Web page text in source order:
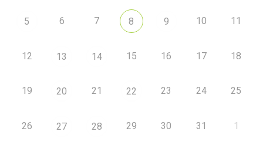
5 6 7 8 9 10 11
12 13 14 15 16 17 18
19 20 21 22 23 24 25
26 27 28 29 30 31 1